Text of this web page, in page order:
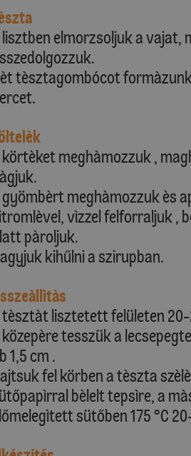
lisztben elmorzsoljuk a vajat,
tèsztagombócot
körtèket meghàmozzuk ,
gyömbèrt meghàmozzuk ès
vìzzel felforraljuk ,
pàroljuk.
kihűlni a szirupban.
tèsztàt lisztetett felületen
közepère tesszük a
1,5 cm .
fel körben a tèszta
bèlelt tepsìre, a
sütőben 175 °C